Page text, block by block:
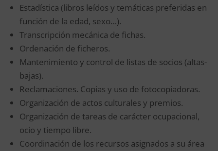
Estadística (libros leídos y temáticas preferidas en
función de la edad, sexo…).
Transcripción mecánica de fichas.
Ordenación de ficheros.
Mantenimiento y control de listas de socios (altas-
bajas).
Reclamaciones. Copias y uso de fotocopiadoras.
Organización de actos culturales y premios.
Organización de tareas de carácter ocupacional,
ocio y tiempo libre.
Coordinación de los recursos asignados a su área